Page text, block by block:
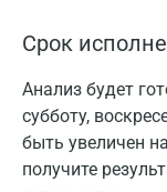
Срок
Анализ будет
субботу,
быть увеличен
получите